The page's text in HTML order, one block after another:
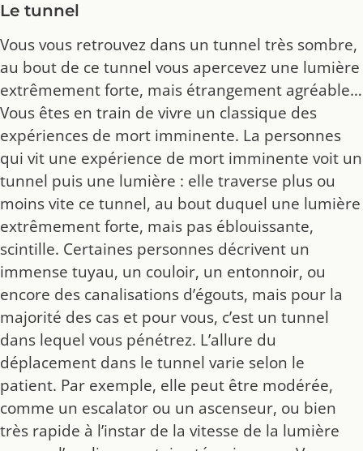
Le tunnel
Vous vous retrouvez dans un tunnel très sombre,
au bout de ce tunnel vous apercevez une lumière
extrêmement forte, mais étrangement agréable…
Vous êtes en train de vivre un classique des
expériences de mort imminente. La personnes
qui vit une expérience de mort imminente voit un
tunnel puis une lumière : elle traverse plus ou
moins vite ce tunnel, au bout duquel une lumière
extrêmement forte, mais pas éblouissante,
scintille. Certaines personnes décrivent un
immense tuyau, un couloir, un entonnoir, ou
encore des canalisations d’égouts, mais pour la
majorité des cas et pour vous, c’est un tunnel
dans lequel vous pénétrez. L’allure du
déplacement dans le tunnel varie selon le
patient. Par exemple, elle peut être modérée,
comme un escalator ou un ascenseur, ou bien
très rapide à l’instar de la vitesse de la lumière